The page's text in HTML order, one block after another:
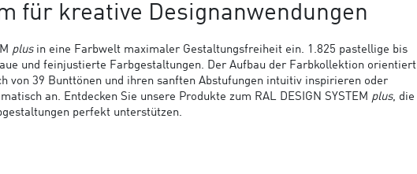
für kreative Designanwendungen
plusin eine Farbwelt maximaler Gestaltungsfreiheit ein. 1.825 pastellige bis
und feinjustierte Farbgestaltungen. Der Aufbau der Farbkollektion orientiert
von 39 Bunttönen und ihren sanften Abstufungen intuitiv inspirieren oder
an. Entdecken Sie unsere Produkte zum RAL DESIGN SYSTEM plus, die
perfekt unterstützen.